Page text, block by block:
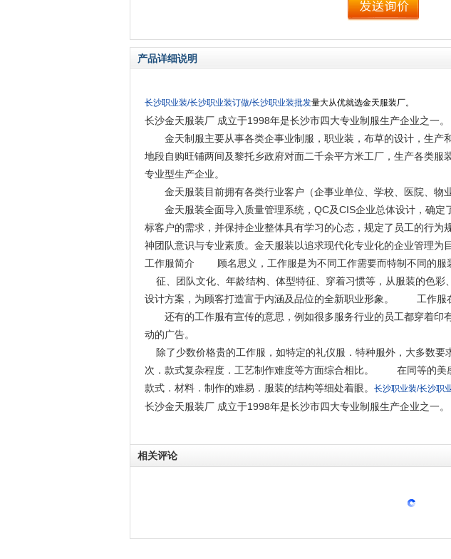
产品详细说明
长沙职业装/长沙职业装订做/长沙职业装批发量大从优就选金天服装厂。
长沙金天服装厂 成立于1998年是长沙市四大专业制服生产企业之一。
金天制服主要从事各类企事业制服，职业装，布草的设计，生产
地段自购旺铺两间及黎托乡政府对面二千余平方米工厂，生产各类服
专业型生产企业。
金天服装目前拥有各类行业客户（企事业单位、学校、医院、物业
金天服装全面导入质量管理系统，QC及CIS企业总体设计，确定
标客户的需求，并保持企业整体具有学习的心态，规定了员工的行
神团队意识与专业素质。金天服装以追求现代化专业化的企业管理为目
工作服简介 顾名思义，工作服是为不同工作需要而特制不同的
征、团队文化、年龄结构、体型特征、穿着习惯等，从服装的色彩
设计方案，为顾客打造富于内涵及品位的全新职业形象。 工作服
还有的工作服有宣传的意思，例如很多服务行业的员工都穿着印
动的广告。
除了少数价格贵的工作服，如特定的礼仪服．特种服外，大多数要
次．款式复杂程度．工艺制作难度等方面综合相比。 在同等的美
款式．材料．制作的难易．服装的结构等细处着眼。 长沙职业装/长沙职
长沙金天服装厂 成立于1998年是长沙市四大专业制服生产企业之一。
相关评论